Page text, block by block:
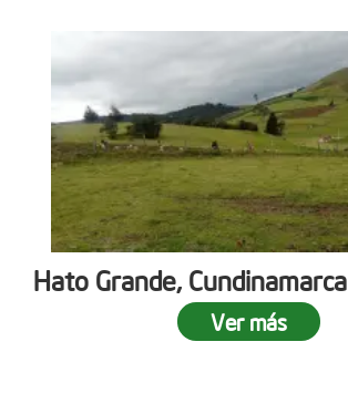
Hato Grande, Cundinamarca
Ver más